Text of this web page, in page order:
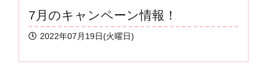
7月のキャンペーン情報！
2022年07月19日(火曜日)